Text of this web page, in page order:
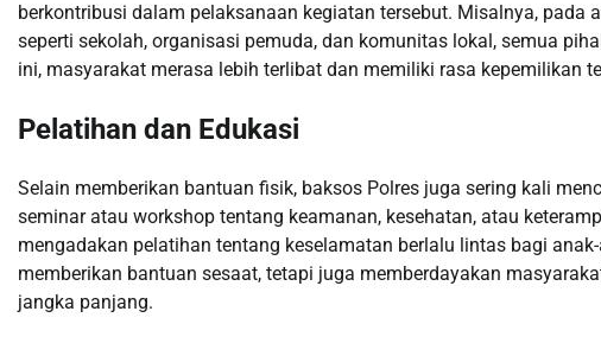
berkontribusi dalam pelaksanaan kegiatan tersebut. Misalnya,
seperti sekolah, organisasi pemuda, dan komunitas lokal, semua
ini, masyarakat merasa lebih terlibat dan memiliki rasa kepemilikan
Pelatihan dan Edukasi
Selain memberikan bantuan fisik, baksos Polres juga sering kali
seminar atau workshop tentang keamanan, kesehatan, atau
mengadakan pelatihan tentang keselamatan berlalu lintas bagi
memberikan bantuan sesaat, tetapi juga memberdayakan
jangka panjang.